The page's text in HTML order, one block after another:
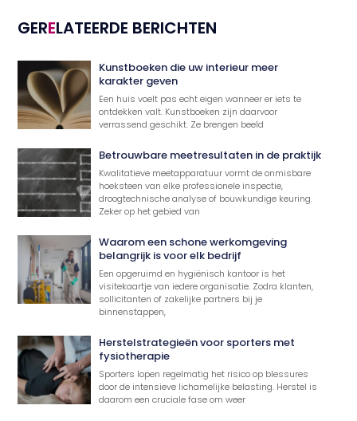
GERELATEERDE BERICHTEN
Kunstboeken die uw interieur meer
karakter geven
Een huis voelt pas echt eigen wanneer er iets te
ontdekken valt. Kunstboeken zijn daarvoor
verrassend geschikt. Ze brengen beeld
Betrouwbare meetresultaten in de praktijk
Kwalitatieve meetapparatuur vormt de onmisbare
hoeksteen van elke professionele inspectie,
droogtechnische analyse of bouwkundige keuring.
Zeker op het gebied van
Waarom een schone werkomgeving
belangrijk is voor elk bedrijf
Een opgeruimd en hygiënisch kantoor is het
visitekaartje van iedere organisatie. Zodra klanten,
sollicitanten of zakelijke partners bij je
binnenstappen,
Herstelstrategieën voor sporters met
fysiotherapie
Sporters lopen regelmatig het risico op blessures
door de intensieve lichamelijke belasting. Herstel is
daarom een cruciale fase om weer